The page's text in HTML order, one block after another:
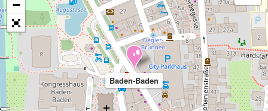
Baden-Baden
−